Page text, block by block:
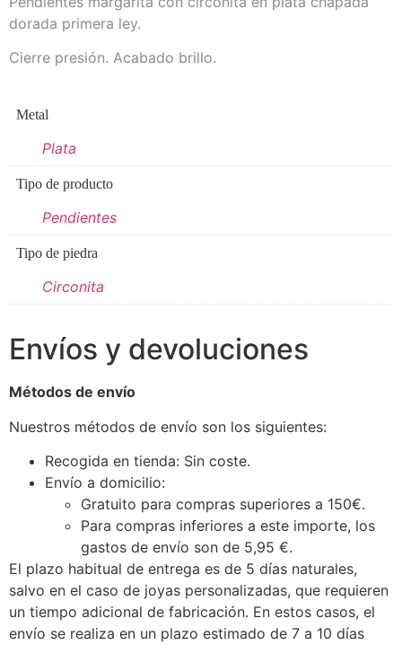
dorada primera ley.
Cierre presión. Acabado brillo.
Metal
Plata
Tipo de producto
Pendientes
Tipo de piedra
Circonita
Envíos y devoluciones
Métodos de envío
Nuestros métodos de envío son los siguientes:
Recogida en tienda: Sin coste.
Envío a domicilio:
Gratuito para compras superiores a 150€.
Para compras inferiores a este importe, los
gastos de envío son de 5,95 €.
El plazo habitual de entrega es de 5 días naturales,
salvo en el caso de joyas personalizadas, que requieren
un tiempo adicional de fabricación. En estos casos, el
envío se realiza en un plazo estimado de 7 a 10 días